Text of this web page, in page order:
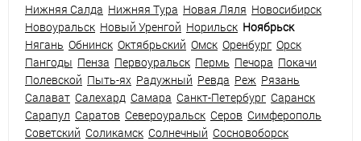
Нижняя Салда Нижняя Тура Новая Ляля Новосибирск
Новоуральск Новый Уренгой Норильск Ноябрьск
Нягань Обнинск Октябрьский Омск Оренбург Орск
Пангоды Пенза Первоуральск Пермь Печора Покачи
Полевской Пыть-ях Радужный Ревда Реж Рязань
Салават Салехард Самара Санкт-Петербург Саранск
Сарапул Саратов Североуральск Серов Симферополь
Советский Соликамск Солнечный Сосновоборск